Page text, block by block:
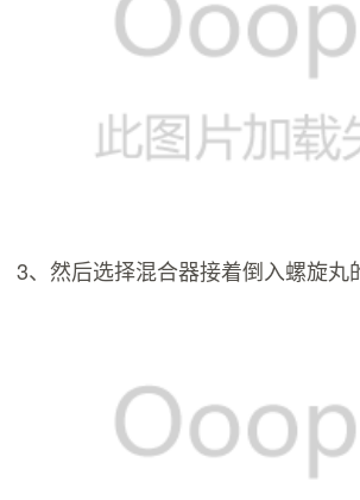
3、然后选择混合器接着倒入螺旋丸